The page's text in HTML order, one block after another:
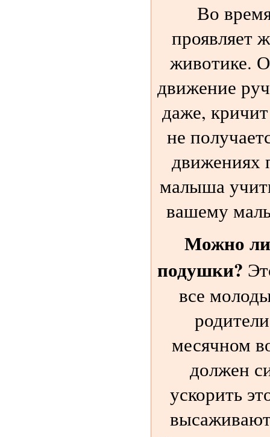
Во
проявляет
животике.
движение
даже,
не
движениях
малыша
вашему
Можно ли
подушки?
все
месячном
должен
ускорить